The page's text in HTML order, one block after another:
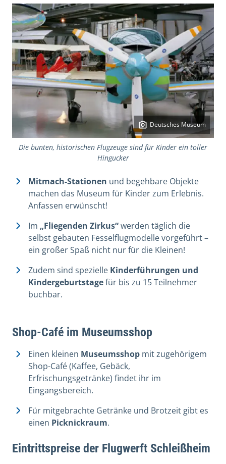
Deutsches Museum
Die bunten, historischen Flugzeuge sind für Kinder ein toller
Hingucker
Mitmach-Stationen und begehbare Objekte
machen das Museum für Kinder zum Erlebnis.
Anfassen erwünscht!
Im „Fliegenden Zirkus“werden täglich die
selbst gebauten Fesselflugmodelle vorgeführt –
ein großer Spaß nicht nur für die Kleinen!
Zudem sind spezielle Kinderführungen und
Kindergeburtstagefür bis zu 15 Teilnehmer
buchbar.
Shop-Café im Museumsshop
Einen kleinen Museumsshop mit zugehörigem
Shop-Café (Kaffee, Gebäck,
Erfrischungsgetränke) findet ihr im
Eingangsbereich.
Für mitgebrachte Getränke und Brotzeit gibt es
einen Picknickraum.
Eintrittspreise der Flugwerft Schleißheim